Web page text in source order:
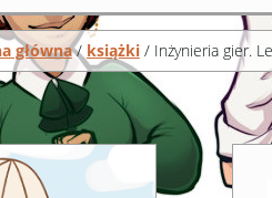
KoszykMoje konto
główna/ książki/ Inżynieria gier.